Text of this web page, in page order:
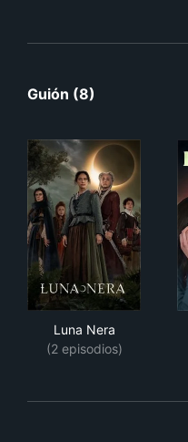
Guión (8)
Luna Nera
(2 episodios)